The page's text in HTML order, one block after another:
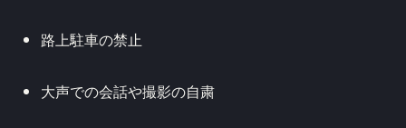
路上駐車の禁止
大声での会話や撮影の自粛